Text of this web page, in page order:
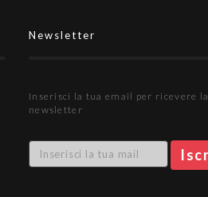
Newsletter
Inserisci la tua email per ricevere la
newsletter